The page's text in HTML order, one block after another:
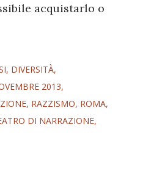
acquistarlo o
DIVERSITÀ
2013
RAZZISMO ROMA
DI NARRAZIONE